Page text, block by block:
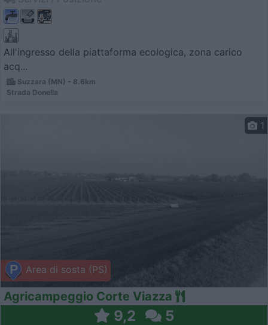
All'ingresso della piattaforma ecologica, zona carico
acq...
Suzzara (MN) - 8.6km
Strada Donella
Area di sosta (PS)
1
Agricampeggio Corte Viazza
9,2 5